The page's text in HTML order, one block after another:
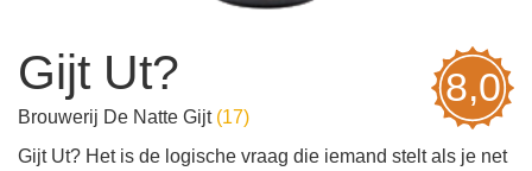
8,0
Gijt Ut?
Brouwerij De Natte Gijt (17)
Gijt Ut? Het is de logische vraag die iemand stelt als je net